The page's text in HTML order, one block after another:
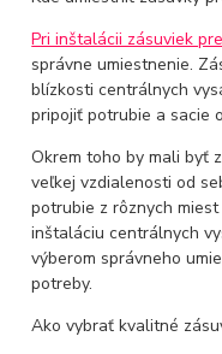
Pri inštalácii zásuviek
správne umiestnenie.
blízkosti centrálnych
pripojiť potrubie a sacie
Okrem toho by mali byť
veľkej vzdialenosti od
potrubie z rôznych
inštaláciu centrálnych
výberom správneho
potreby.
Ako vybrať kvalitné